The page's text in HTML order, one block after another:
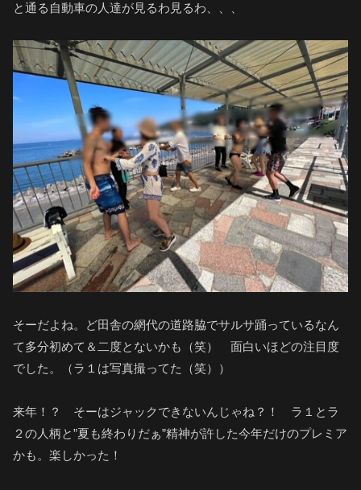
と通る自動車の人達が見るわ見るわ、、、
そーだよね。ど田舎の網代の道路脇でサルサ踊っているなん
て多分初めて＆二度とないかも（笑） 面白いほどの注目度
でした。（ラ１は写真撮ってた（笑））
来年！？ そーはジャックできないんじゃね？！ ラ１とラ
２の人柄と”夏も終わりだぁ”精神が許した今年だけのプレミア
かも。楽しかった！